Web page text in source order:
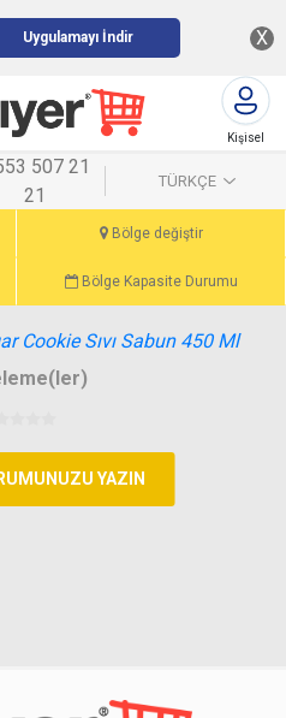
Uygulamayı İndir X
Kişisel
507 21
21
TÜRKÇE
Bölge değiştir
Bölge Kapasite Durumu
Cookie Sıvı Sabun 450 Ml
YAZIN